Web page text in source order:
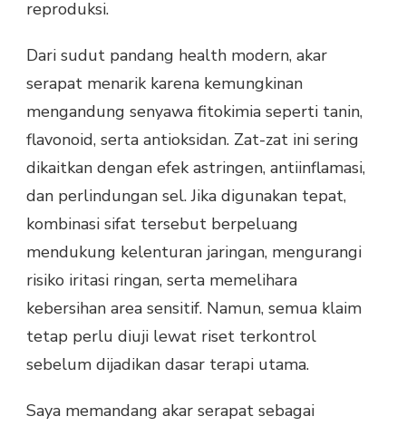
reproduksi.
Dari sudut pandang health modern, akar
serapat menarik karena kemungkinan
mengandung senyawa fitokimia seperti tanin,
flavonoid, serta antioksidan. Zat-zat ini sering
dikaitkan dengan efek astringen, antiinflamasi,
dan perlindungan sel. Jika digunakan tepat,
kombinasi sifat tersebut berpeluang
mendukung kelenturan jaringan, mengurangi
risiko iritasi ringan, serta memelihara
kebersihan area sensitif. Namun, semua klaim
tetap perlu diuji lewat riset terkontrol
sebelum dijadikan dasar terapi utama.
Saya memandang akar serapat sebagai